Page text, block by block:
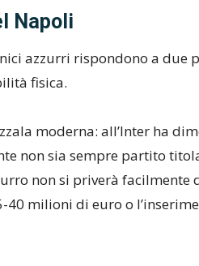
Napoli
azzurri rispondono a due
fisica.
moderna: all’Inter ha
non sia sempre partito
non si priverà facilmente
40 milioni di euro o